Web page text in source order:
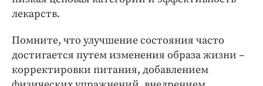
лекарств.
Помните, что улучшение состояния часто
достигается путем изменения образа жизни –
корректировки питания, добавлением